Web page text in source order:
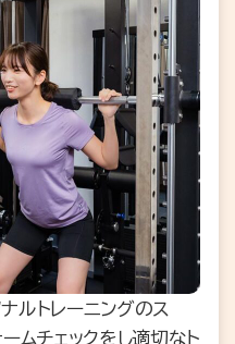
ルトレーニングのス
ムチェックをし適切なト